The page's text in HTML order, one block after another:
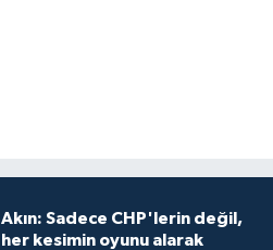
Akın: Sadece CHP'lerin değil,
her kesimin oyunu alarak